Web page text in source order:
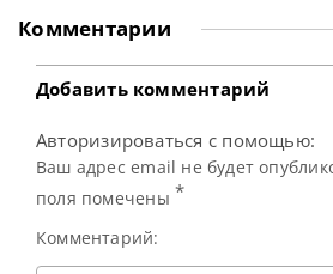
Турнирная таблица Чемпионата
UK Championship 2025 — турнирная
турнира по снукеру 1/16 финала 1/
Комментарии
Добавить комментарий
Авторизироваться с помощью:
Ваш адрес email не будет
поля помечены *
Комментарий: